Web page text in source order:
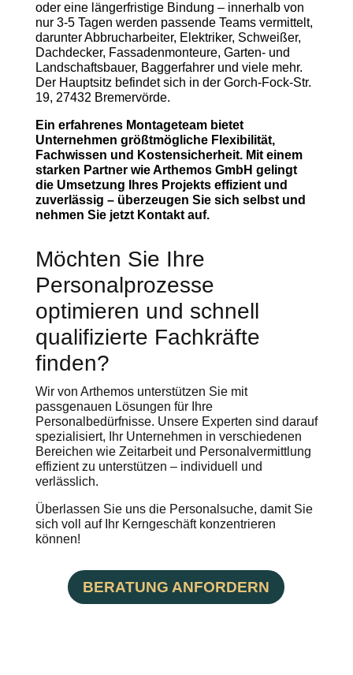
oder eine längerfristige Bindung – innerhalb von
nur 3-5 Tagen werden passende Teams vermittelt,
darunter Abbrucharbeiter, Elektriker, Schweißer,
Dachdecker, Fassadenmonteure, Garten- und
Landschaftsbauer, Baggerfahrer und viele mehr.
Der Hauptsitz befindet sich in der Gorch-Fock-Str.
19, 27432 Bremervörde.
Ein erfahrenes Montageteam bietet
Unternehmen größtmögliche Flexibilität,
Fachwissen und Kostensicherheit. Mit einem
starken Partner wie Arthemos GmbH gelingt
die Umsetzung Ihres Projekts effizient und
zuverlässig – überzeugen Sie sich selbst und
nehmen Sie jetzt Kontakt auf.
Möchten Sie Ihre
Personalprozesse
optimieren und schnell
qualifizierte Fachkräfte
finden?
Wir von Arthemos unterstützen Sie mit
passgenauen Lösungen für Ihre
Personalbedürfnisse. Unsere Experten sind darauf
spezialisiert, Ihr Unternehmen in verschiedenen
Bereichen wie Zeitarbeit und Personalvermittlung
effizient zu unterstützen – individuell und
verlässlich.
Überlassen Sie uns die Personalsuche, damit Sie
sich voll auf Ihr Kerngeschäft konzentrieren
können!
BERATUNG ANFORDERN